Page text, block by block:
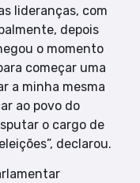
lideranças, com
depois
o momento
começar uma
a minha mesma
ao povo do
o cargo de
declarou.